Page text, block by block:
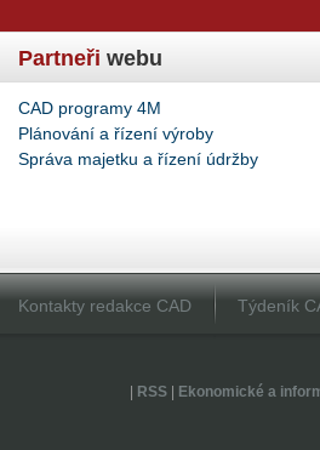
Partneři webu
CAD programy 4M
Plánování a řízení výroby
Správa majetku a řízení údržby
Kontakty redakce CAD Týdeník
RSS| Ekonomické a